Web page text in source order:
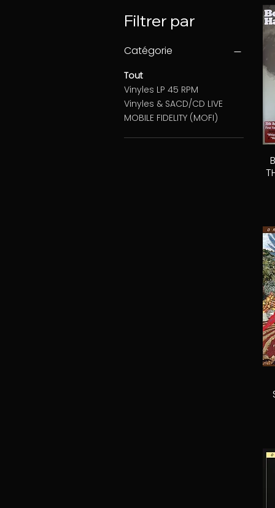
Filtrer par
Catégorie
Tout
Vinyles LP 45 RPM
Vinyles & SACD/CD LIVE
MOBILE FIDELITY (MOFI)